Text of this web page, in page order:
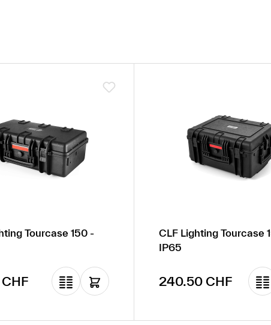
Tourcase 150 -
:
CLF Lighting Tourcase
IP65
Prix régulier :
240.50 CHF